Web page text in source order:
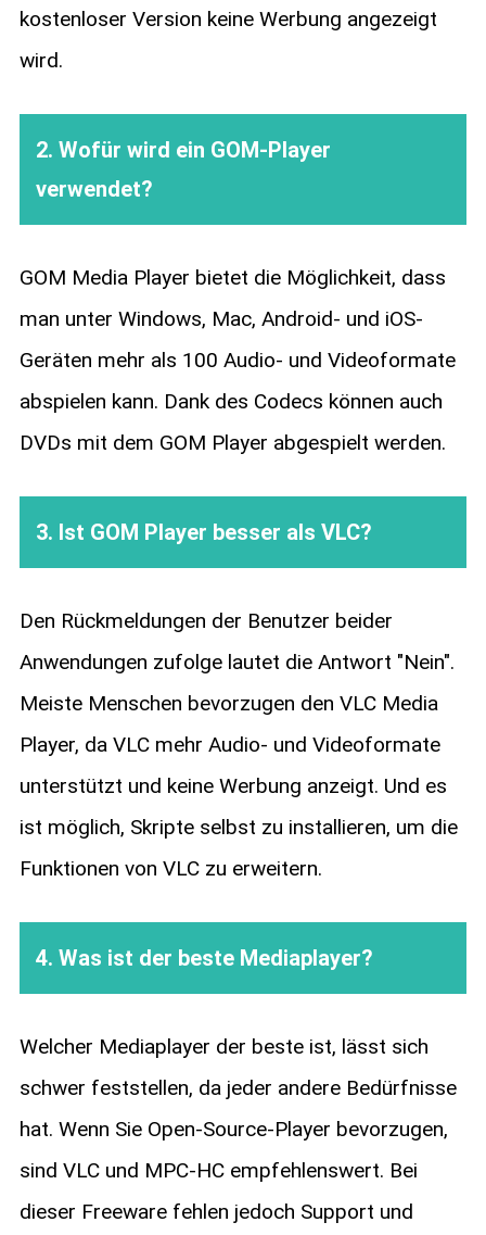
kostenloser Version keine Werbung angezeigt
wird.
2. Wofür wird ein GOM-Player
verwendet?
GOM Media Player bietet die Möglichkeit, dass
man unter Windows, Mac, Android- und iOS-
Geräten mehr als 100 Audio- und Videoformate
abspielen kann. Dank des Codecs können auch
DVDs mit dem GOM Player abgespielt werden.
3. Ist GOM Player besser als VLC?
Den Rückmeldungen der Benutzer beider
Anwendungen zufolge lautet die Antwort "Nein".
Meiste Menschen bevorzugen den VLC Media
Player, da VLC mehr Audio- und Videoformate
unterstützt und keine Werbung anzeigt. Und es
ist möglich, Skripte selbst zu installieren, um die
Funktionen von VLC zu erweitern.
4. Was ist der beste Mediaplayer?
Welcher Mediaplayer der beste ist, lässt sich
schwer feststellen, da jeder andere Bedürfnisse
hat. Wenn Sie Open-Source-Player bevorzugen,
sind VLC und MPC-HC empfehlenswert. Bei
dieser Freeware fehlen jedoch Support und